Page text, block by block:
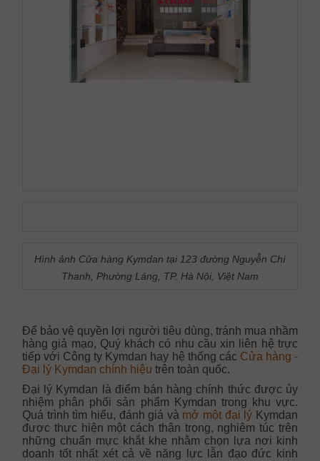
Hình ảnh Cửa hàng Kymdan tại 123 đường Nguyễn Chí
Thanh, Phường Láng, TP. Hà Nội, Việt Nam
Để bảo vệ quyền lợi người tiêu dùng, tránh mua nhầm
hàng giả mạo, Quý khách có nhu cầu xin liên hệ trực
tiếp với Công ty Kymdan hay hệ thống các Cửa hàng -
Đại lý Kymdan chính hiệu trên toàn quốc.
Đại lý Kymdan là điểm bán hàng chính thức được ủy
nhiệm phân phối sản phẩm Kymdan trong khu vực.
Quá trình tìm hiểu, đánh giá và mở một đại lý Kymdan
được thực hiện một cách thận trọng, nghiêm túc trên
những chuẩn mực khắt khe nhằm chọn lựa nơi kinh
doanh tốt nhất xét cả về năng lực lẫn đạo đức kinh